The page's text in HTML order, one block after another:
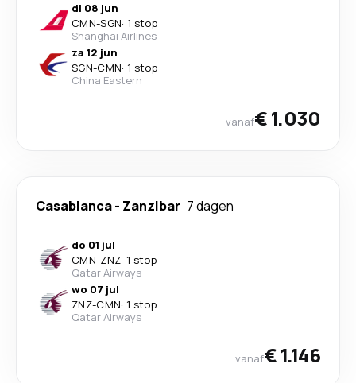
di 08 jun
CMN-SGN· 1 stop
Shanghai Airlines
za 12 jun
SGN-CMN· 1 stop
China Eastern
vanaf€ 1.030
Casablanca- Zanzibar 7 dagen
do 01 jul
CMN-ZNZ· 1 stop
Qatar Airways
wo 07 jul
ZNZ-CMN· 1 stop
Qatar Airways
vanaf€ 1.146